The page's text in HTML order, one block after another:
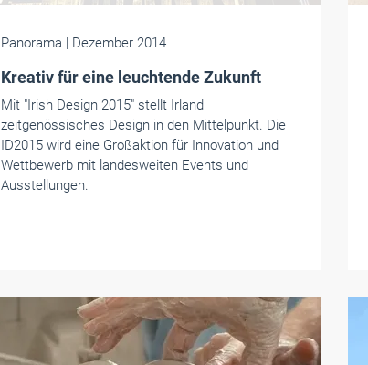
Panorama | Dezember 2014
Kreativ für eine leuchtende Zukunft
Mit "Irish Design 2015" stellt Irland
zeitgenössisches Design in den Mittelpunkt. Die
ID2015 wird eine Großaktion für Innovation und
Wettbewerb mit landesweiten Events und
Ausstellungen.